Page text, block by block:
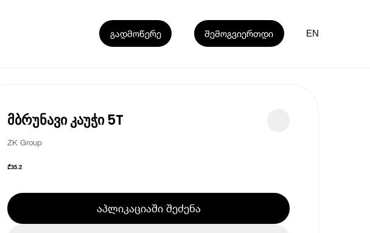
გადმოწერე შემოგვიერთდი EN
მბრუნავი კაუჭი 5T
ZK Group
₾35.2
აპლიკაციაში შეძენა